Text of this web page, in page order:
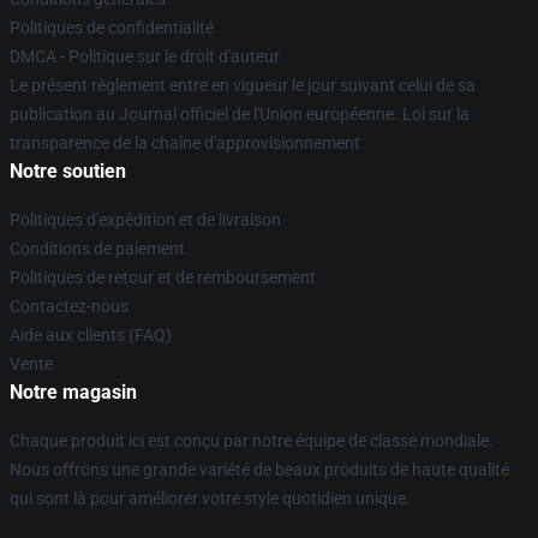
Politiques de confidentialité
DMCA - Politique sur le droit d'auteur
Le présent règlement entre en vigueur le jour suivant celui de sa
publication au Journal officiel de l'Union européenne. Loi sur la
transparence de la chaîne d'approvisionnement
Notre soutien
Politiques d'expédition et de livraison
Conditions de paiement
Politiques de retour et de remboursement
Contactez-nous
Aide aux clients (FAQ)
Vente
Notre magasin
Chaque produit ici est conçu par notre équipe de classe mondiale.
Nous offrons une grande variété de beaux produits de haute qualité
qui sont là pour améliorer votre style quotidien unique.